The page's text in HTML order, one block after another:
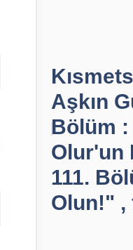
Aşkın
Bölüm :
Olur'un
111.
Olun!" ,